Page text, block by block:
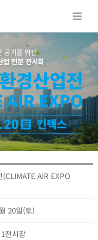
공기를 위한
전문 전시회
AIR EXPO
20일(토)
전시장